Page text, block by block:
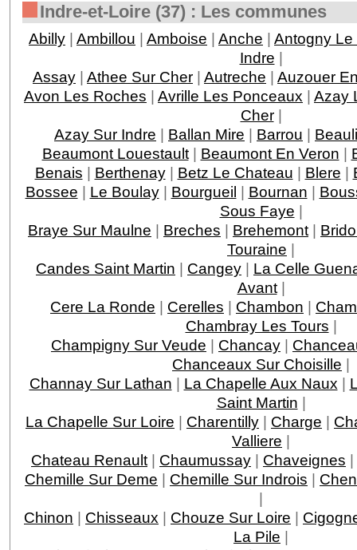
Indre-et-Loire (37) : Les communes
Abilly | Ambillou | Amboise | Anche | Antogny Le
Indre |
Assay | Athee Sur Cher | Autreche | Auzouer
Avon Les Roches | Avrille Les Ponceaux | Azay
Cher|
Azay Sur Indre | Ballan Mire | Barrou |
Beaumont Louestault| Beaumont En Veron |
Benais | Berthenay| Betz Le Chateau | Blere |
Bossee | Le Boulay| Bourgueil | Bournan |
Sous Faye |
Braye Sur Maulne | Breches | Brehemont |
Touraine |
Candes Saint Martin | Cangey | La Celle
Avant|
Cere La Ronde | Cerelles | Chambon |
Chambray Les Tours |
Champigny Sur Veude | Chancay |
Chanceaux Sur Choisille |
Channay Sur Lathan | La Chapelle Aux Naux |
Saint Martin |
La Chapelle Sur Loire | Charentilly | Charge |
Valliere |
Chateau Renault | Chaumussay | Chaveignes |
Chemille Sur Deme | Chemille Sur Indrois |
|
Chinon | Chisseaux | Chouze Sur Loire |
La Pile |